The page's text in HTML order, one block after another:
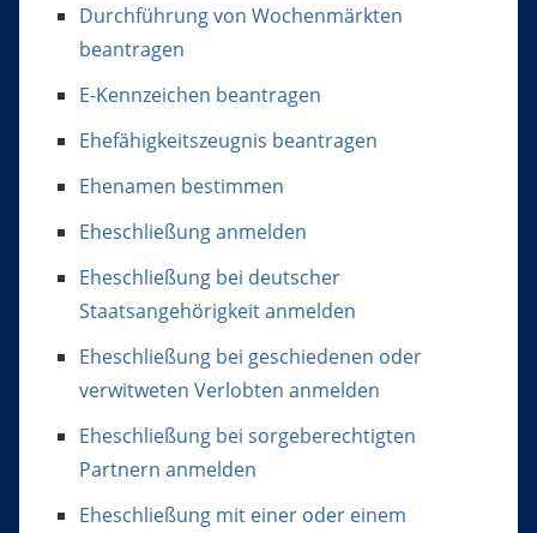
Durchführung von Wochenmärkten
beantragen
E-Kennzeichen beantragen
Ehefähigkeitszeugnis beantragen
Ehenamen bestimmen
Eheschließung anmelden
Eheschließung bei deutscher
Staatsangehörigkeit anmelden
Eheschließung bei geschiedenen oder
verwitweten Verlobten anmelden
Eheschließung bei sorgeberechtigten
Partnern anmelden
Eheschließung mit einer oder einem